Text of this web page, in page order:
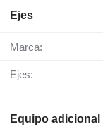
Ejes
Marca:
Ejes:
Equipo adicional